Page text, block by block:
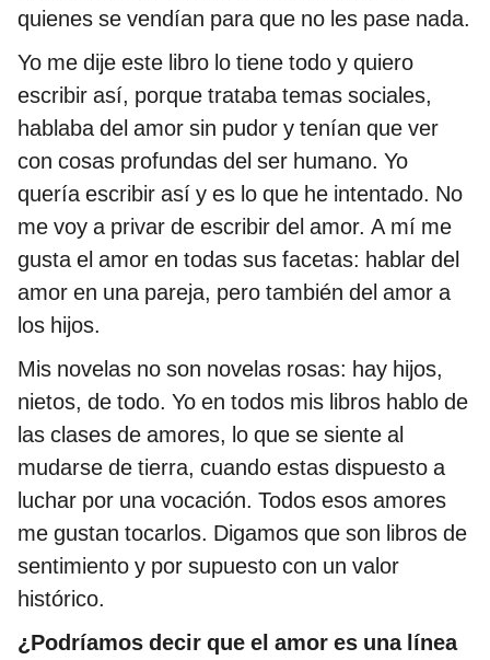
quienes se vendían para que no les pase nada.
Yo me dije este libro lo tiene todo y quiero
escribir así, porque trataba temas sociales,
hablaba del amor sin pudor y tenían que ver
con cosas profundas del ser humano. Yo
quería escribir así y es lo que he intentado. No
me voy a privar de escribir del amor. A mí me
gusta el amor en todas sus facetas: hablar del
amor en una pareja, pero también del amor a
los hijos.
Mis novelas no son novelas rosas: hay hijos,
nietos, de todo. Yo en todos mis libros hablo de
las clases de amores, lo que se siente al
mudarse de tierra, cuando estas dispuesto a
luchar por una vocación. Todos esos amores
me gustan tocarlos. Digamos que son libros de
sentimiento y por supuesto con un valor
histórico.
¿Podríamos decir que el amor es una línea